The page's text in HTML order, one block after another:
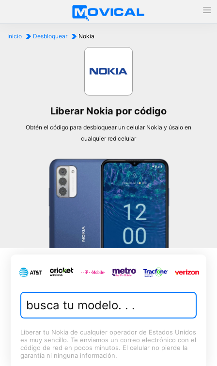
Inicio Desbloquear Nokia
Liberar Nokia por código
Obtén el código para desbloquear un celular Nokia y úsalo en
cualquier red celular
Liberar tu Nokia de cualquier operador de Estados Unidos
es muy sencillo. Te enviamos un correo electrónico con el
código de red en pocos minutos. El celular no pierde la
garantía ni ninguna información.